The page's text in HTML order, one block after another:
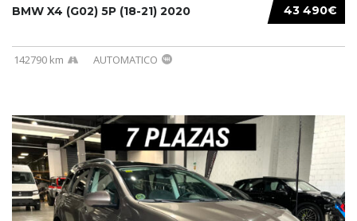
43 490€
BMW X4 (G02) 5P (18-21) 2020
142790 km AUTOMATICO